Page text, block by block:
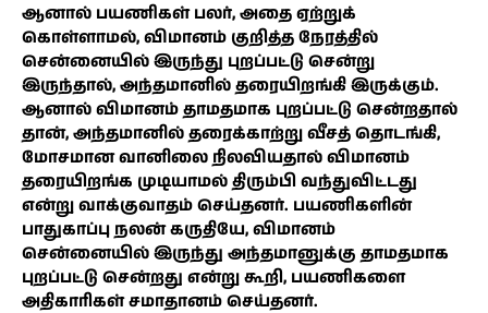
ஆனால் பயணிகள் பலர், அதை ஏற்றுக்
கொள்ளாமல், விமானம் குறித்த நேரத்தில்
சென்னையில் இருந்து புறப்பட்டு சென்று
இருந்தால், அந்தமானில் தரையிறங்கி இருக்கும்.
ஆனால் விமானம் தாமதமாக புறப்பட்டு சென்றதால்
தான், அந்தமானில் தரைக்காற்று வீசத் தொடங்கி,
மோசமான வானிலை நிலவியதால் விமானம்
தரையிறங்க முடியாமல் திரும்பி வந்துவிட்டது
என்று வாக்குவாதம் செய்தனர். பயணிகளின்
பாதுகாப்பு நலன் கருதியே, விமானம்
சென்னையில் இருந்து அந்தமானுக்கு தாமதமாக
புறப்பட்டு சென்றது என்று கூறி, பயணிகளை
அதிகாரிகள் சமாதானம் செய்தனர்.